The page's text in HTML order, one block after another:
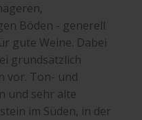
Böden - generell
gute Weine. Dabei
grundsätzlich
vor. Ton- und
und sehr alte
im Süden, in der